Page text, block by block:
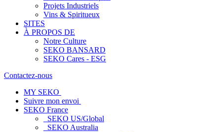
Projets Industriels
Vins & Spiritueux
SITES
À PROPOS DE
Notre Culture
SEKO BANSARD
SEKO Cares - ESG
Contactez-nous
MY SEKO
Suivre mon envoi
SEKO France
SEKO US/Global
SEKO Australia